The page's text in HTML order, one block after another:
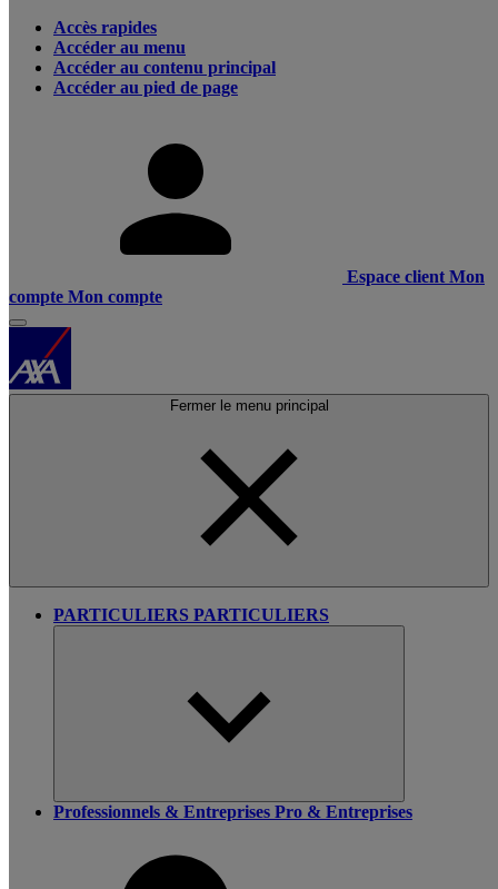
Accès rapides
Accéder au menu
Accéder au contenu principal
Accéder au pied de page
Espace client Mon
compte Mon compte
Fermer le menu principal
PARTICULIERS PARTICULIERS
Professionnels & Entreprises Pro & Entreprises